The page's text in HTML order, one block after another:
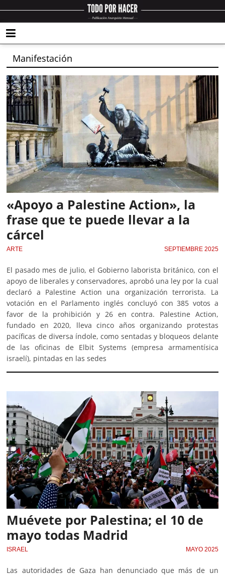
Manifestación
«Apoyo a Palestine Action», la
frase que te puede llevar a la
cárcel
ARTE SEPTIEMBRE 2025
El pasado mes de julio, el Gobierno laborista británico, con el
apoyo de liberales y conservadores, aprobó una ley por la cual
declaró a Palestine Action una organización terrorista. La
votación en el Parlamento inglés concluyó con 385 votos a
favor de la prohibición y 26 en contra. Palestine Action,
fundado en 2020, lleva cinco años organizando protestas
pacíficas de diversa índole, como sentadas y bloqueos delante
de las oficinas de Elbit Systems (empresa armamentísica
israelí), pintadas en las sedes
Muévete por Palestina; el 10 de
mayo todas Madrid
ISRAEL MAYO 2025
Las autoridades de Gaza han denunciado que más de un